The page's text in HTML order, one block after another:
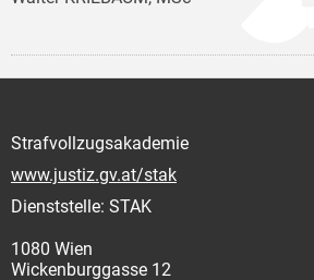
Strafvollzugsakademie
www.justiz.gv.at/stak
Dienststelle: STAK
1080 Wien
Wickenburggasse 12